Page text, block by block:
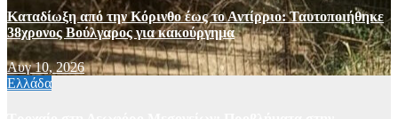
Καταδίωξη από την Κόρινθο έως το Αντίρριο: Ταυτοποιήθηκε
38χρονος Βούλγαρος για κακούργημα
Αυγ 10, 2026
Ελλάδα